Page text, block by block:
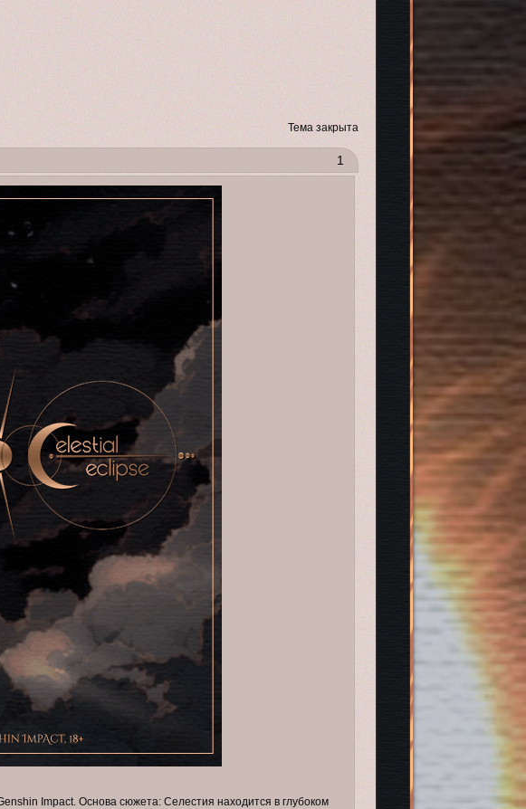
Тема закрыта
1
Impact. Основа сюжета: Селестия находится в глубоком